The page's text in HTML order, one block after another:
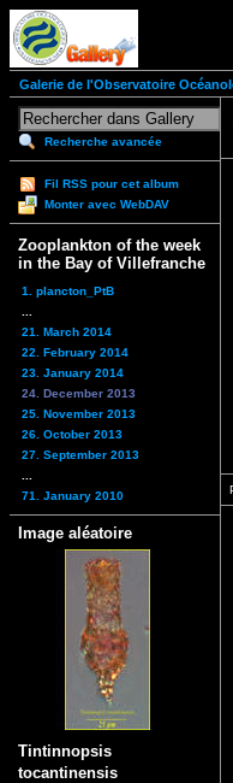
Galerie de l'Observatoire
Recherche avancée
Fil RSS pour cet album
Monter avec WebDAV
Zooplankton of the week
in the Bay of Villefranche
1. plancton_PtB
21. March 2014
22. February 2014
23. January 2014
24. December 2013
25. November 2013
26. October 2013
27. September 2013
71. January 2010
Image aléatoire
Tintinnopsis
tocantinensis